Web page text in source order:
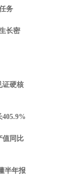
务
长密
证硬核
值同比
半年报